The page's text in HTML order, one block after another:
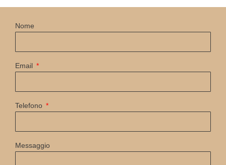
Nome
Email
Telefono
Messaggio